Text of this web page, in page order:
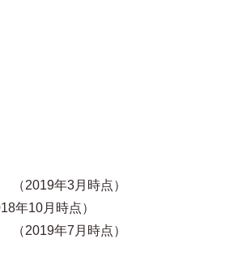
2019年3月時点）
年10月時点）
2019年7月時点）